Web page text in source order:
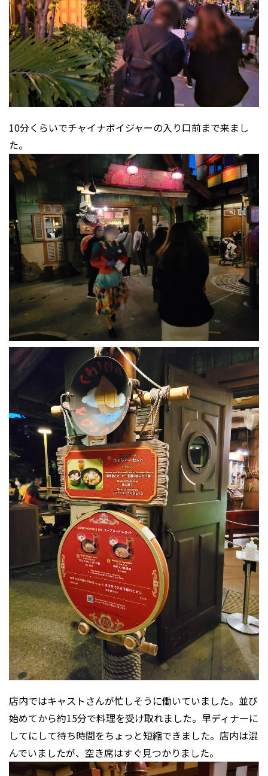
10分くらいでチャイナボイジャーの入り口前まで来まし
た。
店内ではキャストさんが忙しそうに働いていました。並び
始めてから約15分で料理を受け取れました。早ディナーに
してにして待ち時間をちょっと短縮できました。店内は混
んでいましたが、空き席はすぐ見つかりました。